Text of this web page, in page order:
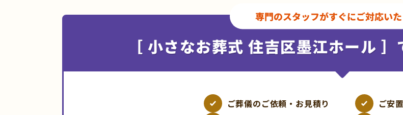
［ 小さなお葬式 住吉区墨江ホール ］
専門のスタッフがすぐにご対応い
ご葬儀のご依頼・お見積り
ご安